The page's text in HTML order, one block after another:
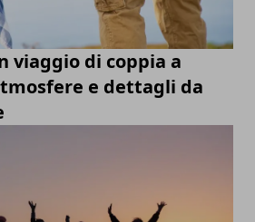
viaggio di coppia a
e dettagli da